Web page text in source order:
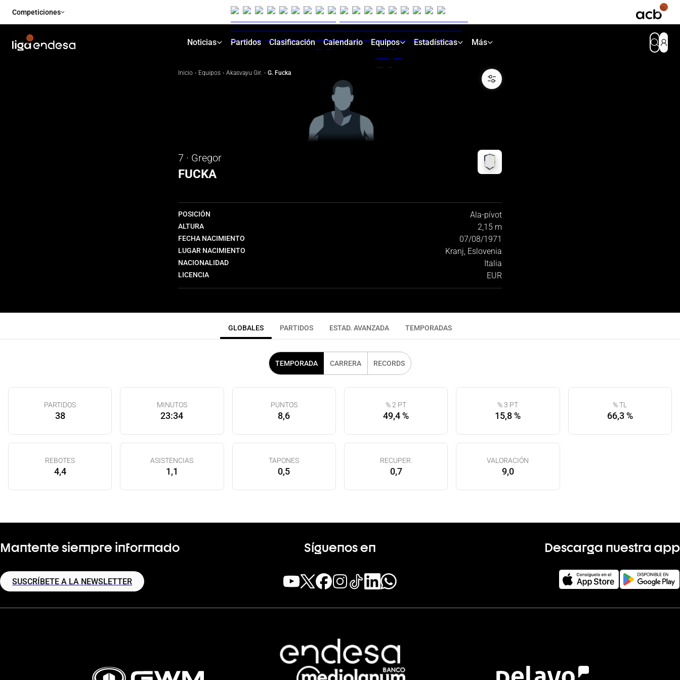
Competiciones
Noticias Partidos Clasificación Calendario Equipos Estadísticas Más
Inicio · Equipos · Akasvayu Gir. · G. Fucka
7 · Gregor
FUCKA
POSICIÓN Ala-pívot
ALTURA 2,15 m
FECHA NACIMIENTO 07/08/1971
LUGAR NACIMIENTO Kranj, Eslovenia
NACIONALIDAD Italia
LICENCIA EUR
GLOBALES PARTIDOS ESTAD. AVANZADA TEMPORADAS
TEMPORADA CARRERA RECORDS
PARTIDOS
38
MINUTOS
23:34
PUNTOS
8,6
% 2 PT
49,4 %
% 3 PT
15,8 %
% TL
66,3 %
REBOTES
4,4
ASISTENCIAS
1,1
TAPONES
0,5
RECUPER.
0,7
VALORACIÓN
9,0
Mantente siempre informado
SUSCRÍBETE A LA NEWSLETTER
Síguenos en Descarga nuestra app